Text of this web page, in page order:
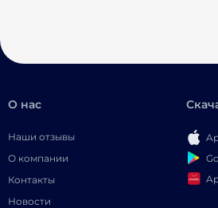
О нас
Наши отзывы
О компании
Контакты
Новости